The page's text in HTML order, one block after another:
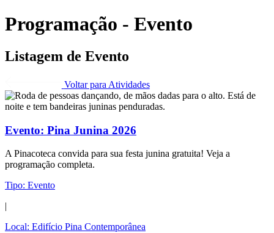
Programação - Evento
Listagem de Evento
Voltar para Atividades
Evento: Pina Junina 2026
A Pinacoteca convida para sua festa junina gratuita! Veja a
programação completa.
Tipo: Evento
|
Local: Edifício Pina Contemporânea